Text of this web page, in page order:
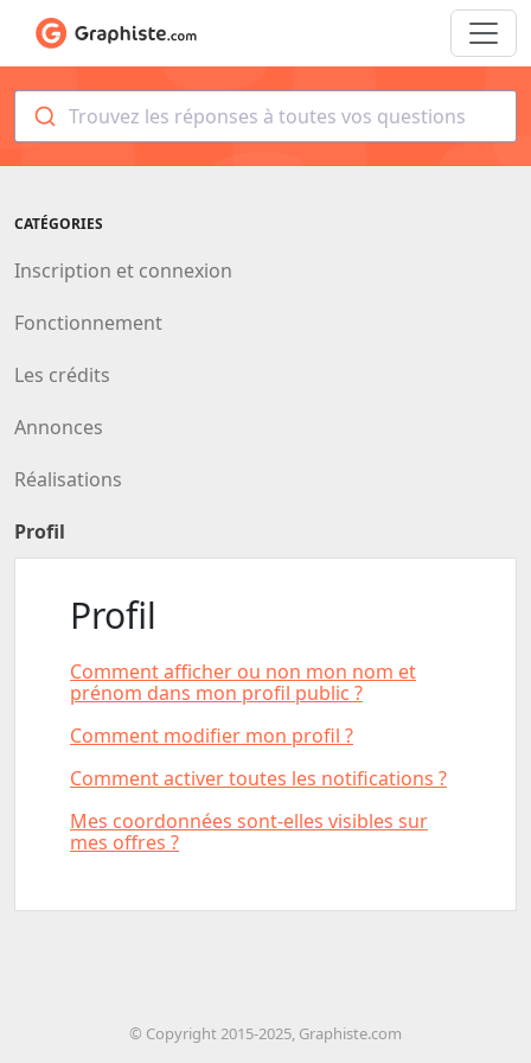
Trouvez les réponses à toutes vos questions
CATÉGORIES
Inscription et connexion
Fonctionnement
Les crédits
Annonces
Réalisations
Profil
Profil
Comment afficher ou non mon nom et
prénom dans mon profil public ?
Comment modifier mon profil ?
Comment activer toutes les notifications ?
Mes coordonnées sont-elles visibles sur
mes offres ?
© Copyright 2015-2025, Graphiste.com